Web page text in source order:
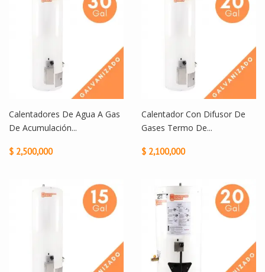
Calentadores De Agua A Gas
De Acumulación...
$ 2,500,000
Calentador Con Difusor De
Gases Termo De...
$ 2,100,000